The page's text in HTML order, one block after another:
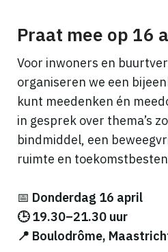
Praat mee op 16
Voor inwoners en
organiseren we een
kunt meedenken én
in gesprek over thema’s
bindmiddel, een
ruimte en
📅 Donderdag 16 april
🕒 19.30–21.30 uur
📍 Boulodrôme,